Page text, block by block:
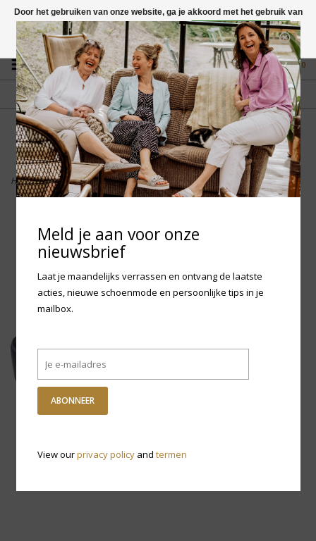
Vragen? App naar +31 58 250 1503
0
GRATIS VERZENDING NL
Vanaf € 75,-
FYSIEKE WINKEL
in Mantgum (frl)
fdad
Home>Birkenstock Professional Klassik Birki Antistatic
Door het gebruiken van onze website, ga je akkoord met het gebruik van
cookies om onze website te verbeteren.
Dit bericht verbergen
Meer over cookies »
Meld je aan voor onze
nieuwsbrief
Laat je maandelijks verrassen en ontvang de laatste
acties, nieuwe schoenmode en persoonlijke tips in je
mailbox.
ABONNEER
View ourprivacy policyand termen